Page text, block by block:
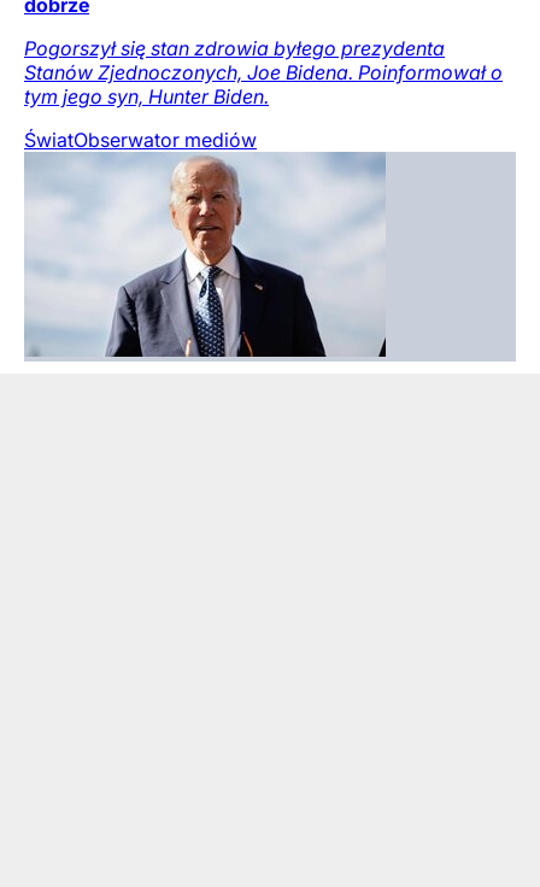
Pogorszył się stan zdrowia byłego prezydenta
Stanów Zjednoczonych, Joe Bidena. Poinformował o
tym jego syn, Hunter Biden.
ŚwiatObserwator mediów